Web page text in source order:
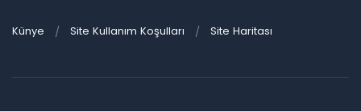
Künye Site Kullanım Koşulları Site Haritası